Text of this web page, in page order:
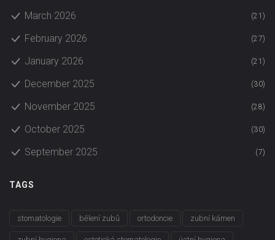
March 2026 (21)
February 2026 (27)
January 2026 (21)
December 2025 (30)
November 2025 (28)
October 2025 (30)
September 2025 (7)
TAGS
stomatologie bělení zubů ortodoncie zubní kámen